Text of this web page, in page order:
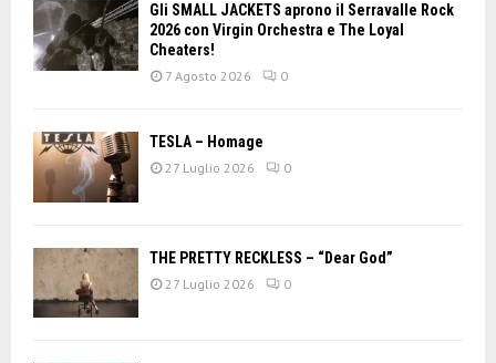
Gli SMALL JACKETS aprono il Serravalle Rock
2026 con Virgin Orchestra e The Loyal
Cheaters!
7 Agosto 2026 0
TESLA – Homage
27 Luglio 2026 0
THE PRETTY RECKLESS – “Dear God”
27 Luglio 2026 0